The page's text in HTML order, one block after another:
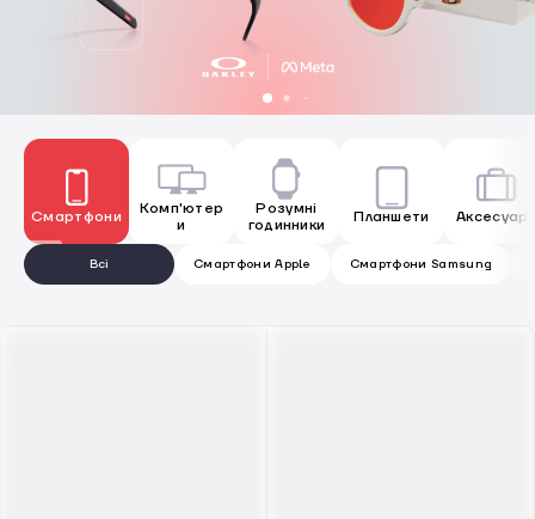
Смартфони
Комп'ютер
и
Розумні
годинники
Планшети
Всі Смартфони Apple Смартфони Samsung